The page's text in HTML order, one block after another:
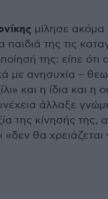
μίλησε ακόμα
της τις
της: είπε ότι
με ανησυχία –
και η ίδια και η
άλλαξε
της κίνησής της,
«δεν θα χρειάζεται